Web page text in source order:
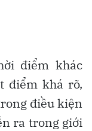
điểm khác
điểm khá rõ,
điều kiện
ra trong giới